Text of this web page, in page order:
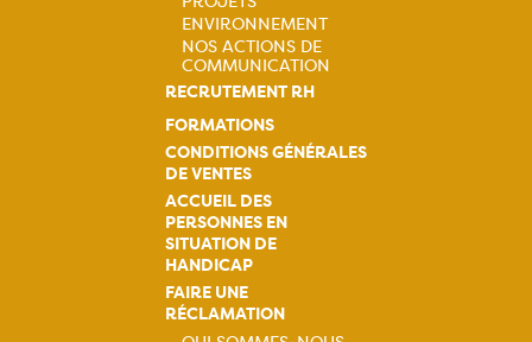
ENVIRONNEMENT
NOS ACTIONS DE
COMMUNICATION
RECRUTEMENT RH
FORMATIONS
CONDITIONS GÉNÉRALES
DE VENTES
ACCUEIL DES
PERSONNES EN
SITUATION DE
HANDICAP
FAIRE UNE
RÉCLAMATION